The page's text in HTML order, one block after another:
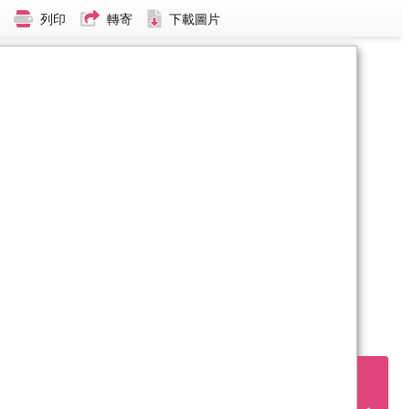
列印 轉寄 下載圖片